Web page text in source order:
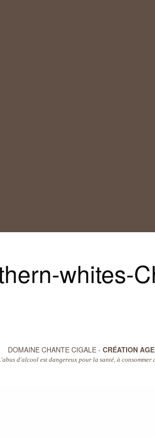
whites-
DOMAINE CHANTE CIGALE - CRÉATION
d'alcool est dangereux pour la santé, à consommer